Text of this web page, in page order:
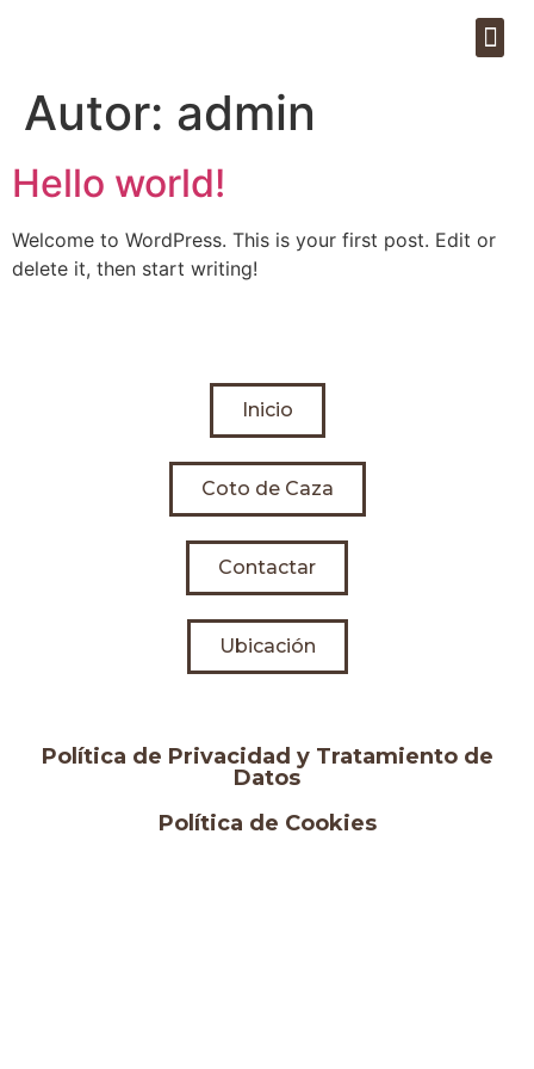
Autor: admin
Hello world!
Welcome to WordPress. This is your first post. Edit or
delete it, then start writing!
Inicio
Coto de Caza
Contactar
Ubicación
Política de Privacidad y Tratamiento de
Datos
Política de Cookies